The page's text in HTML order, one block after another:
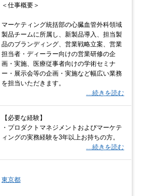
＜仕事概要＞
マーケティング統括部の心臓血管外科領域
製品チームに所属し、新製品導入、担当製
品のブランディング、営業戦略立案、営業
担当者・ディーラー向けの営業研修の企
画・実施、医療従事者向けの学術セミナ
ー・展示会等の企画・実施など幅広い業務
を担当いただきます。
…続きを読む
【必要な経験】
・プロダクトマネジメントおよびマーケテ
ィングの実務経験を3年以上お持ちの方。
…続きを読む
東京都